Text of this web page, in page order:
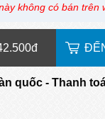
không có bán trên
đ
quốc - Thanh